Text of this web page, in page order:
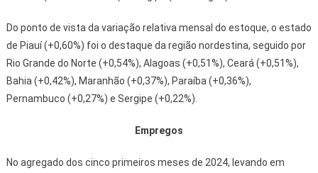
Do ponto de vista da variação relativa mensal do estoque, o estado
de Piauí (+0,60%) foi o destaque da região nordestina, seguido por
Rio Grande do Norte (+0,54%), Alagoas (+0,51%), Ceará (+0,51%),
Bahia (+0,42%), Maranhão (+0,37%), Paraíba (+0,36%),
Pernambuco (+0,27%) e Sergipe (+0,22%).
Empregos
No agregado dos cinco primeiros meses de 2024, levando em